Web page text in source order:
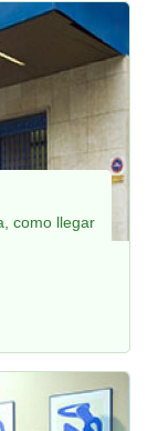
como llegar